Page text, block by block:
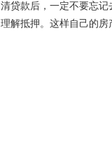
清贷款后，一定不要忘
理解抵押。这样自己的房